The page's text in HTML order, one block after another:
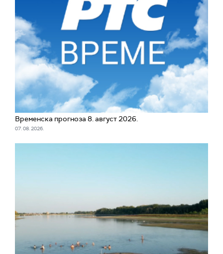
Временска прогноза 8. август 2026.
07. 08. 2026.